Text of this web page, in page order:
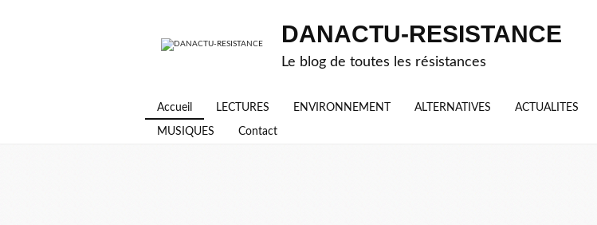
DANACTU-RESISTANCE
Le blog de toutes les résistances
Accueil LECTURES ENVIRONNEMENT ALTERNATIVES ACTUALITES
MUSIQUES Contact